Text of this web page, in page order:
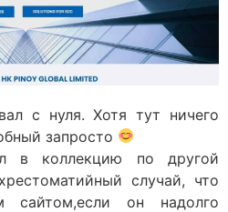
с нуля. Хотя тут ничего
запросто
в коллекцию по другой
случай, что
сайтом,если он надолго